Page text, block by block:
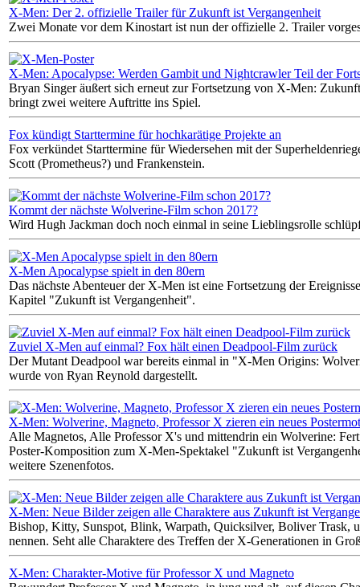
X-Men: Der 2. offizielle Trailer für Zukunft ist Vergangenheit
Zwei Monate vor dem Kinostart ist nun der offizielle 2. Trailer
X-Men: Apocalypse: Werden Gambit und Nightcrawler Teil der
Bryan Singer äußert sich erneut zur Fortsetzung von X-Men:
bringt zwei weitere Auftritte ins Spiel.
Fox kündigt Starttermine für hochkarätige Projekte an
Fox verkündet Starttermine für Wiedersehen mit der
Scott (Prometheus?) und Frankenstein.
Kommt der nächste Wolverine-Film schon 2017?
Wird Hugh Jackman doch noch einmal in seine Lieblingsrolle
X-Men Apocalypse spielt in den 80ern
Das nächste Abenteuer der X-Men ist eine Fortsetzung der
Kapitel "Zukunft ist Vergangenheit".
Zuviel X-Men auf einmal? Fox hält einen Deadpool-Film zurück
Der Mutant Deadpool war bereits einmal in "X-Men Origins:
wurde von Ryan Reynold dargestellt.
X-Men: Wolverine, Magneto, Professor X zieren ein neues
Alle Magnetos, Alle Professor X's und mittendrin ein Wolverine:
Poster-Komposition zum X-Men-Spektakel "Zukunft ist
weitere Szenenfotos.
X-Men: Neue Bilder zeigen alle Charaktere aus Zukunft ist
Bishop, Kitty, Sunspot, Blink, Warpath, Quicksilver, Boliver Trask,
nennen. Seht alle Charaktere des Treffen der X-Generationen in
X-Men: Charakter-Motive für Professor X und Magneto